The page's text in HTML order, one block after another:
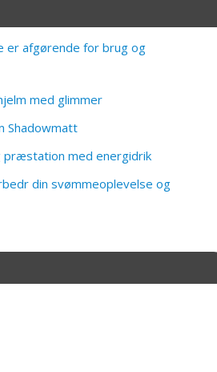
er afgørende for brug og
med glimmer
Shadowmatt
præstation med energidrik
din svømmeoplevelse og